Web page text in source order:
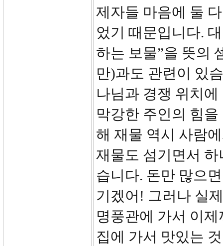
제자들 마음에 둘
었기 때문입니다.
하는 보물”을 뜻의
만)과도 관련이 있
나님과 경쟁 위치
막강한 주인의 힘
해 재물 역시 사람
재물도 섬기면서
습니다. 돈만 많으
기겠어! 그러나 실
명풍관에 가서 이
집에 가서 맛있는